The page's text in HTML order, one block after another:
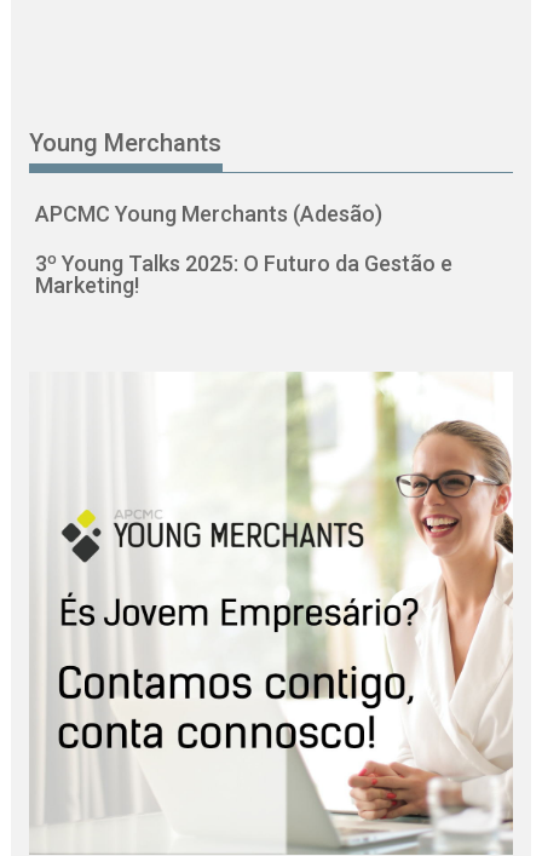
Young Merchants
APCMC Young Merchants (Adesão)
3º Young Talks 2025: O Futuro da Gestão e
Marketing!